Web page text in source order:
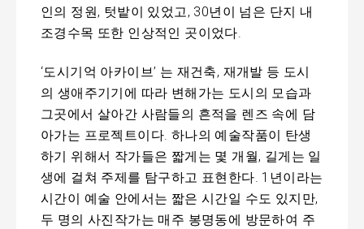
인의 정원, 텃밭이 있었고, 30년이 넘은 단지 내
조경수목 또한 인상적인 곳이었다.
‘도시기억 아카이브’ 는 재건축, 재개발 등 도시
의 생애주기기에 따라 변해가는 도시의 모습과
그곳에서 살아간 사람들의 흔적을 렌즈 속에 담
아가는 프로젝트이다. 하나의 예술작품이 탄생
하기 위해서 작가들은 짧게는 몇 개월, 길게는 일
생에 걸쳐 주제를 탐구하고 표현한다. 1년이라는
시간이 예술 안에서는 짧은 시간일 수도 있지만,
두 명의 사진작가는 매주 봉명동에 방문하여 주